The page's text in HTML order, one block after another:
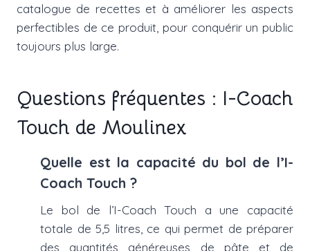
catalogue de recettes et à améliorer les aspects
perfectibles de ce produit, pour conquérir un public
toujours plus large.
Questions fréquentes : I-Coach
Touch de Moulinex
Quelle est la capacité du bol de l’I-
Coach Touch ?
Le bol de l’I-Coach Touch a une capacité
totale de 5,5 litres, ce qui permet de préparer
des quantités généreuses de pâte et de